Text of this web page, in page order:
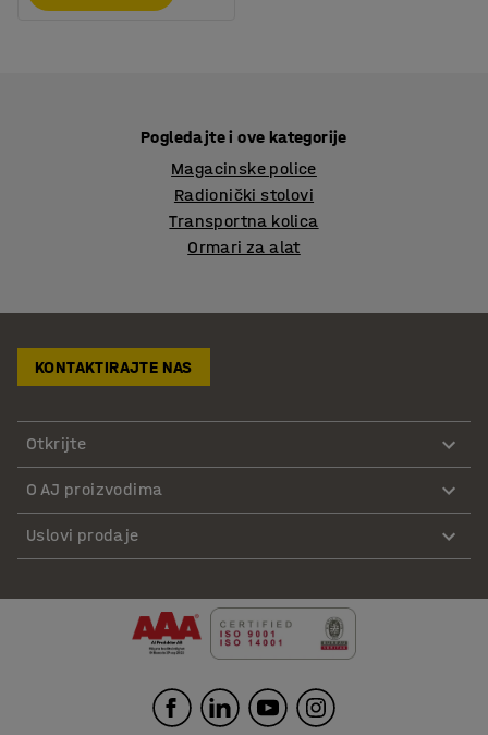
Pogledajte i ove kategorije
Magacinske police
Radionički stolovi
Transportna kolica
Ormari za alat
KONTAKTIRAJTE NAS
Otkrijte
O AJ proizvodima
Uslovi prodaje